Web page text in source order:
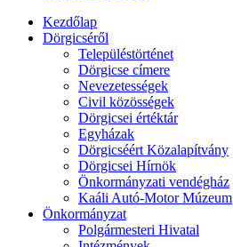
Kezdőlap
Dörgicséről
Településtörténet
Dörgicse címere
Nevezetességek
Civil közösségek
Dörgicsei értéktár
Egyházak
Dörgicséért Közalapítvány
Dörgicsei Hírnök
Önkormányzati vendégház
Kaáli Autó-Motor Múzeum
Önkormányzat
Polgármesteri Hivatal